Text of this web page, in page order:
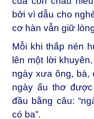
bởi vì dẫu cho
cơ hàn vẫn giữ
Mỗi khi thắp nén
lên một lời
ngày xưa ông, bà,
ngày ấu thơ
đầu bằng câu:
có ba”.